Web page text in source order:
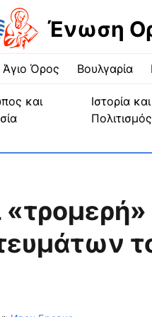
Ένωση
Άγιο Όρος Βουλγαρία
και
Ιστορία και
Πολιτισμός